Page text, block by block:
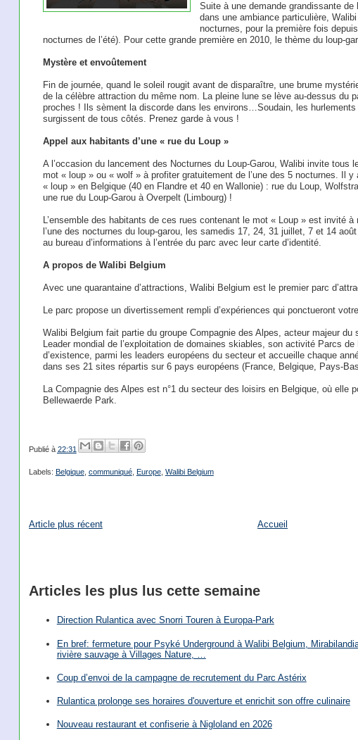
Suite à une demande grandissante de
dans une ambiance particulière,
nocturnes, pour la première fois
nocturnes de l’été). Pour cette grande première en 2010, le thème du loup-
Mystère et envoûtement
Fin de journée, quand le soleil rougit avant de disparaître, une brume
de la célèbre attraction du même nom. La pleine lune se lève au-dessus du
proches ! Ils sèment la discorde dans les environs…Soudain, les
surgissent de tous côtés. Prenez garde à vous !
Appel aux habitants d’une « rue du Loup »
A l’occasion du lancement des Nocturnes du Loup-Garou, Walibi invite tous
mot « loup » ou « wolf » à profiter gratuitement de l’une des 5 nocturnes. Il
« loup » en Belgique (40 en Flandre et 40 en Wallonie) : rue du Loup,
une rue du Loup-Garou à Overpelt (Limbourg) !
L’ensemble des habitants de ces rues contenant le mot « Loup » est invité
l’une des nocturnes du loup-garou, les samedis 17, 24, 31 juillet, 7 et 14
au bureau d’informations à l’entrée du parc avec leur carte d’identité.
A propos de Walibi Belgium
Avec une quarantaine d’attractions, Walibi Belgium est le premier parc
Le parc propose un divertissement rempli d’expériences qui ponctueront
Walibi Belgium fait partie du groupe Compagnie des Alpes, acteur majeur du
Leader mondial de l’exploitation de domaines skiables, son activité Parcs
d’existence, parmi les leaders européens du secteur et accueille chaque
dans ses 21 sites répartis sur 6 pays européens (France, Belgique, Pays-
La Compagnie des Alpes est n°1 du secteur des loisirs en Belgique, où elle
Bellewaerde Park.
Publié à 22:31
Labels: Belgique, communiqué, Europe, Walibi Belgium
Article plus récent Accueil
Articles les plus lus cette semaine
Direction Rulantica avec Snorri Touren à Europa-Park
En bref: fermeture pour Psyké Underground à Walibi Belgium,
rivière sauvage à Villages Nature, …
Coup d’envoi de la campagne de recrutement du Parc Astérix
Rulantica prolonge ses horaires d'ouverture et enrichit son offre culinaire
Nouveau restaurant et confiserie à Nigloland en 2026